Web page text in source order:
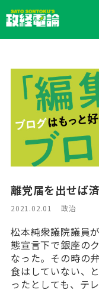
離党届を出せば済
2021.02.01 政治
松本純衆議院議員
態宣言下で銀座の
なった。その時の
食はしていない、
ったとしても、テ